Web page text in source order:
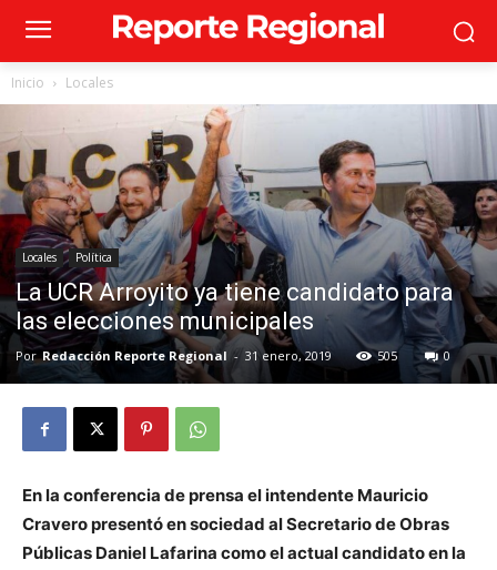
Inicio Locales
Locales Política
La UCR Arroyito ya tiene candidato para
las elecciones municipales
Por Redacción Reporte Regional - 31 enero, 2019 505 0
En la conferencia de prensa el intendente Mauricio
Cravero presentó en sociedad al Secretario de Obras
Públicas Daniel Lafarina como el actual candidato en la